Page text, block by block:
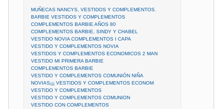
MUÑECAS NANCYS, VESTIDOS Y COMPLEMENTOS.
BARBIE VESTIDOS Y COMPLEMENTOS
COMPLEMENTOS BARBIE AÑOS 80
COMPLEMENTOS BARBIE, SINDY Y CHABEL
VESTIDO NOVIA COMPLEMENTOS I CAPA
VESTIDO Y COMPLEMENTOS NOVIA
VESTIDOS Y COMPLEMENTOS ECONOMICOS 2 MAN
VESTIDO MI PRIMERA BARBIE
COMPLEMENTOS BARBIE
VESTIDO Y COMPLEMENTOS COMUNIÓN NIÑA
NOVIAS¡¡¡ VESTIDOS Y COMPLEMENTOS ECONOM
VESTIDO Y COMPLEMENTOS
VESTIDO Y COMPLEMENTOS COMUNION
VESTIDO CON COMPLEMENTOS